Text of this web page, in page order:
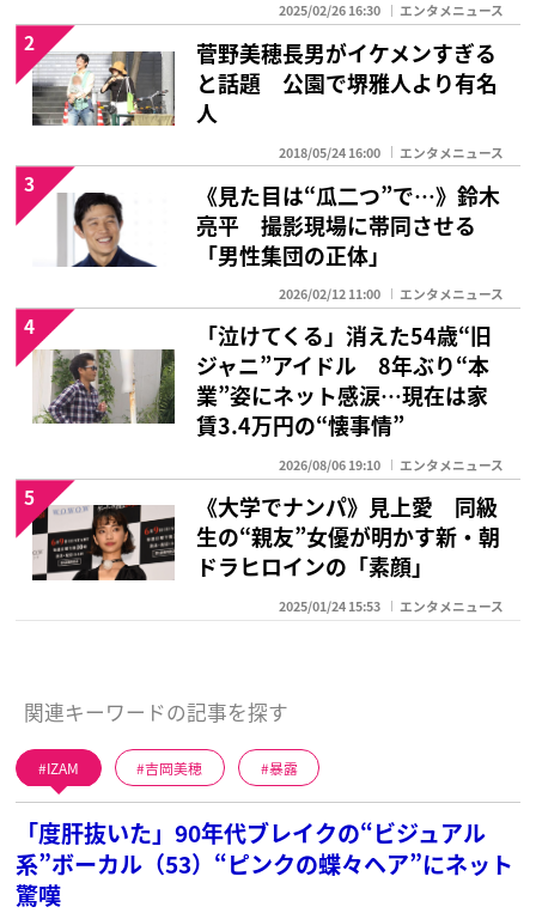
2025/02/26 16:30 エンタメニュース
菅野美穂長男がイケメンすぎる
と話題 公園で堺雅人より有名
人
2018/05/24 16:00 エンタメニュース
2
《見た目は“瓜二つ”で…》鈴木
亮平 撮影現場に帯同させる
「男性集団の正体」
2026/02/12 11:00 エンタメニュース
3
「泣けてくる」消えた54歳“旧
ジャニ”アイドル 8年ぶり“本
業”姿にネット感涙…現在は家
賃3.4万円の“懐事情”
2026/08/06 19:10 エンタメニュース
4
《大学でナンパ》見上愛 同級
生の“親友”女優が明かす新・朝
ドラヒロインの「素顔」
2025/01/24 15:53 エンタメニュース
5
関連キーワードの記事を探す
IZAM 吉岡美穂 暴露
「度肝抜いた」90年代ブレイクの“ビジュアル
系”ボーカル（53）“ピンクの蝶々ヘア”にネット
驚嘆